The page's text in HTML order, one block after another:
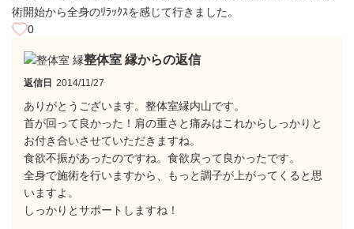
術開始から全身のﾘﾗｯｸｽを感じて行きました。
0
整体室 縁からの返信
返信日 2014/11/27
ありがとうございます。整体室縁内山です。
首が回って良かった！肩の重さと痛みはこれからしっかりと
お付き合いさせていただきますね。
食欲不振があったのですね。食欲戻って良かったです。
全身で施術を行いますから、もっと調子が上がってくると思
いますよ。
しっかりとサポートしますね！